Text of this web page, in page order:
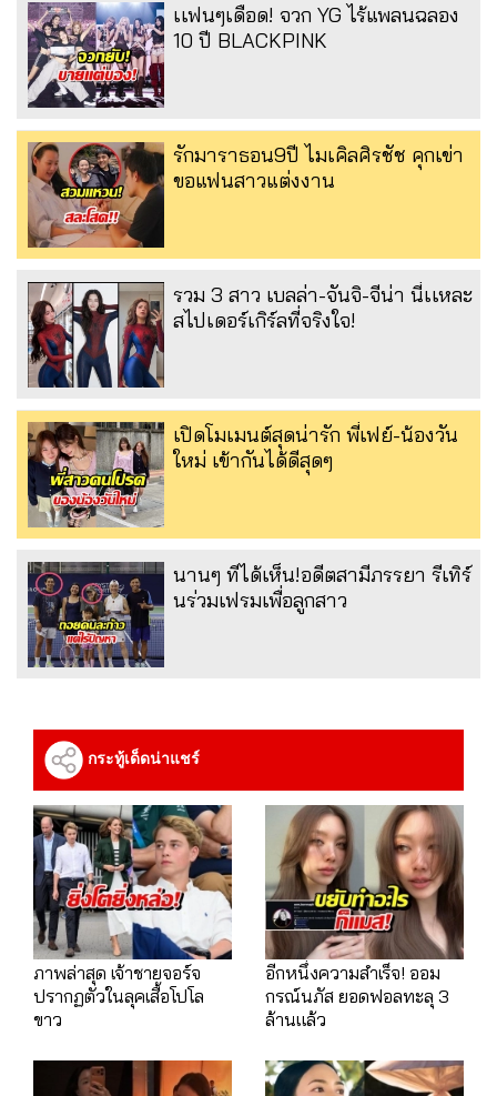
เเฟนๆเดือด! จวก YG ไร้แพลนฉลอง
10 ปี BLACKPINK
รักมาราธอน9ปี ไมเคิลศิรชัช คุกเข่า
ขอแฟนสาวแต่งงาน
รวม 3 สาว เบลล่า-จันจิ-จีน่า นี่เเหละ
สไปเดอร์เกิร์ลที่จริงใจ!
เปิดโมเมนต์สุดน่ารัก พี่เฟย์-น้องวัน
ใหม่ เข้ากันได้ดีสุดๆ
นานๆ ทีได้เห็น!อดีตสามีภรรยา รีเทิร์
นร่วมเฟรมเพื่อลูกสาว
กระทู้เด็ดน่าแชร์
ภาพล่าสุด เจ้าชายจอร์จ
ปรากฏตัวในลุคเสื้อโปโล
ขาว
อีกหนึ่งความสำเร็จ! ออม
กรณ์นภัส ยอดฟอลทะลุ 3
ล้านแล้ว